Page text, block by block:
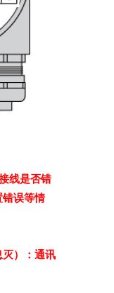
线是否错
错误等情
）：通讯